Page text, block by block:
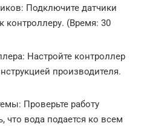
Подключите датчики
контроллеру. (Время: 30
Настройте контроллер
производителя.
Проверьте работу
что вода подается ко всем